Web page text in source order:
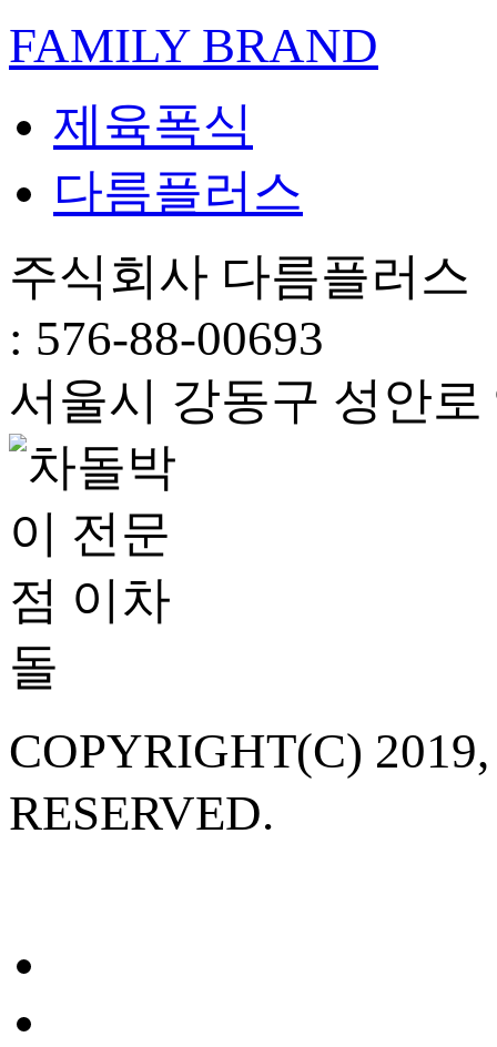
FAMILY BRAND
제육폭식
다름플러스
주식회사 다름플러
: 576-88-00693
서울시 강동구 성안
COPYRIGHT(C)
RESERVED.